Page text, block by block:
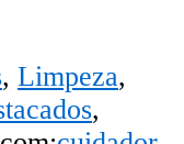
, Limpeza,
,